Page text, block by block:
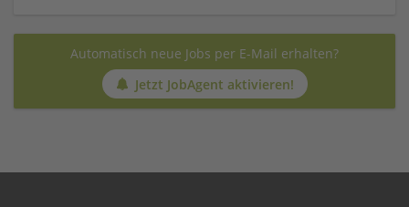
Automatisch neue Jobs per E-Mail erhalten?
Jetzt JobAgent aktivieren!